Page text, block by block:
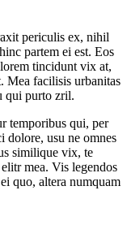
periculis ex, nihil
partem ei est. Eos
tincidunt vix at,
Mea facilisis urbanitas
qui purto zril.
temporibus qui, per
dolore, usu ne omnes
similique vix, te
mea. Vis legendos
quo, altera numquam